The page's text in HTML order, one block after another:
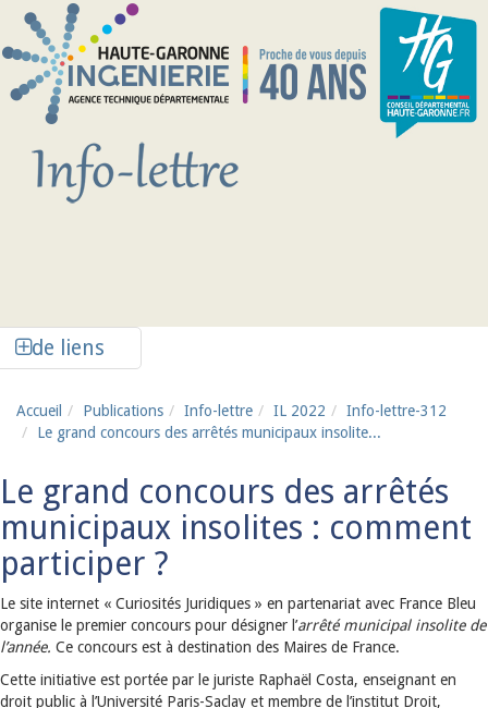
Aller au contenu principal
de liens
Accueil Publications Info-lettre IL 2022
Info-lettre-312
Le grand concours des arrêtés municipaux insolite...
Le grand concours des arrêtés
municipaux insolites : comment
participer ?
Le site internet « Curiosités Juridiques » en partenariat avec France Bleu
organise le premier concours pour désigner l’arrêté municipal insolite de
l’année. Ce concours est à destination des Maires de France.
Cette initiative est portée par le juriste Raphaël Costa, enseignant en
droit public à l’Université Paris-Saclay et membre de l’institut Droit,